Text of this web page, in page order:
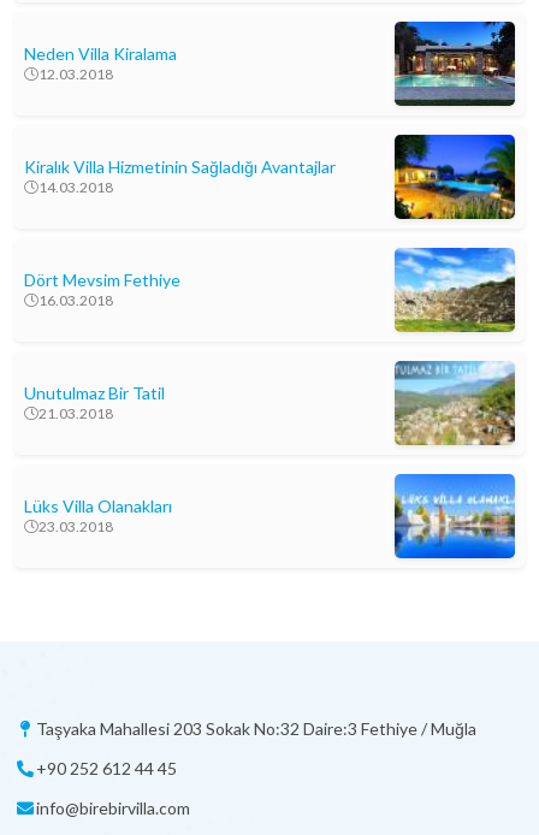
Neden Villa Kiralama
12.03.2018
Kiralık Villa Hizmetinin Sağladığı Avantajlar
14.03.2018
Dört Mevsim Fethiye
16.03.2018
Unutulmaz Bir Tatil
21.03.2018
Lüks Villa Olanakları
23.03.2018
Taşyaka Mahallesi 203 Sokak No:32 Daire:3 Fethiye / Muğla
+90 252 612 44 45
info@birebirvilla.com